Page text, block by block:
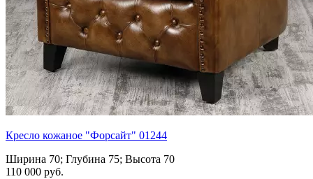
Кресло кожаное "Форсайт" 01244
Ширина 70; Глубина 75; Высота 70
110 000 руб.